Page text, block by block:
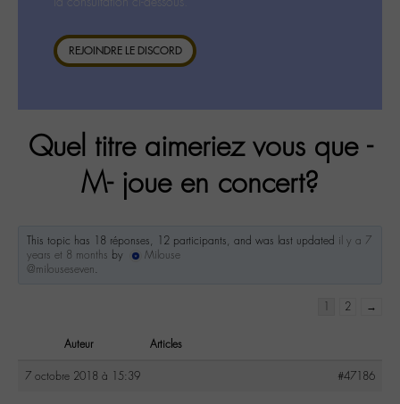
REJOINDRE LE DISCORD
Quel titre aimeriez vous que -
M- joue en concert?
This topic has 18 réponses, 12 participants, and was last updated il y a 7
years et 8 months by
Milouse
@milouseseven.
1 2 →
Auteur Articles
7 octobre 2018 à 15:39 #47186